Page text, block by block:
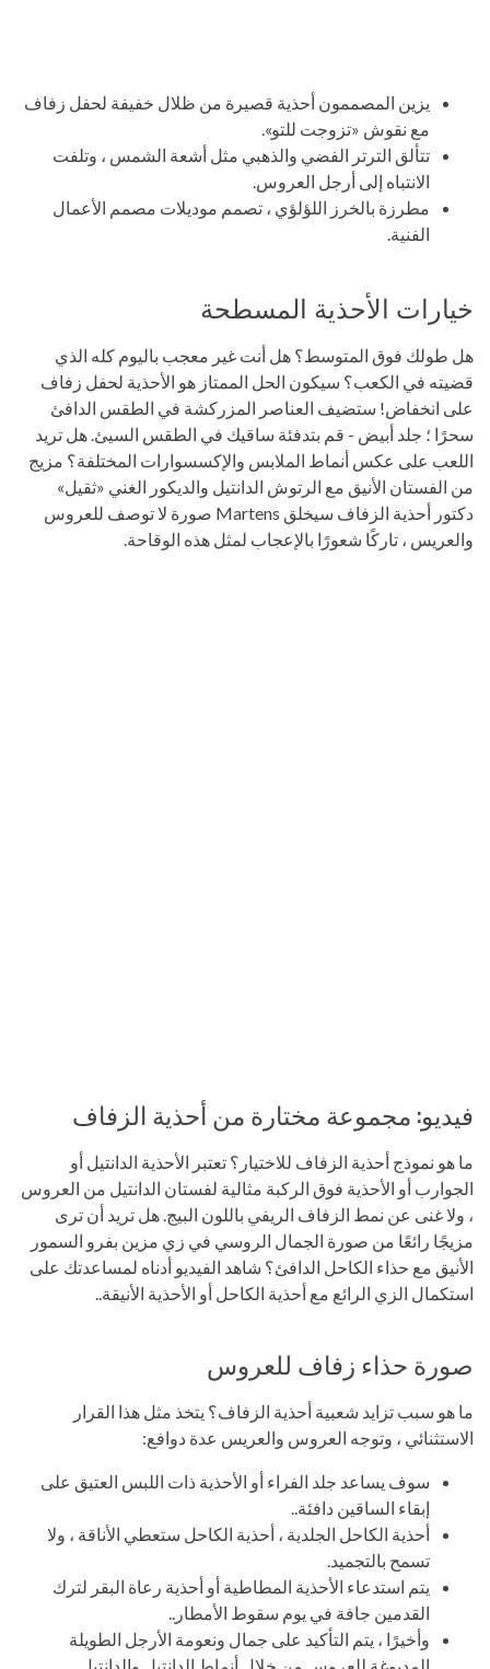
يزين المصممون أحذية قصيرة من ظلال خفيفة لحفل زفاف
مع نقوش «تزوجت للتو».
تتألق الترتر الفضي والذهبي مثل أشعة الشمس ، وتلفت
الانتباه إلى أرجل العروس.
مطرزة بالخرز اللؤلؤي ، تصمم موديلات مصمم الأعمال
الفنية.
خيارات الأحذية المسطحة
هل طولك فوق المتوسط؟ هل أنت غير معجب باليوم كله الذي
قضيته في الكعب؟ سيكون الحل الممتاز هو الأحذية لحفل زفاف
على انخفاض! ستضيف العناصر المزركشة في الطقس الدافئ
سحرًا ؛ جلد أبيض - قم بتدفئة ساقيك في الطقس السيئ. هل تريد
اللعب على عكس أنماط الملابس والإكسسوارات المختلفة؟ مزيج
من الفستان الأنيق مع الرتوش الدانتيل والديكور الغني «ثقيل»
دكتور أحذية الزفاف سيخلق Martens صورة لا توصف للعروس
والعريس ، تاركًا شعورًا بالإعجاب لمثل هذه الوقاحة.
فيديو: مجموعة مختارة من أحذية الزفاف
ما هو نموذج أحذية الزفاف للاختيار؟ تعتبر الأحذية الدانتيل أو
الجوارب أو الأحذية فوق الركبة مثالية لفستان الدانتيل من العروس
، ولا غنى عن نمط الزفاف الريفي باللون البيج. هل تريد أن ترى
مزيجًا رائعًا من صورة الجمال الروسي في زي مزين بفرو السمور
الأنيق مع حذاء الكاحل الدافئ؟ شاهد الفيديو أدناه لمساعدتك على
استكمال الزي الرائع مع أحذية الكاحل أو الأحذية الأنيقة..
صورة حذاء زفاف للعروس
ما هو سبب تزايد شعبية أحذية الزفاف؟ يتخذ مثل هذا القرار
الاستثنائي ، وتوجه العروس والعريس عدة دوافع:
سوف يساعد جلد الفراء أو الأحذية ذات اللبس العتيق على
إبقاء الساقين دافئة..
أحذية الكاحل الجلدية ، أحذية الكاحل ستعطي الأناقة ، ولا
تسمح بالتجميد.
يتم استدعاء الأحذية المطاطية أو أحذية رعاة البقر لترك
القدمين جافة في يوم سقوط الأمطار..
وأخيرًا ، يتم التأكيد على جمال ونعومة الأرجل الطويلة
المدبوغة للعروس من خلال أنماط الدانتيل والدانتيل.